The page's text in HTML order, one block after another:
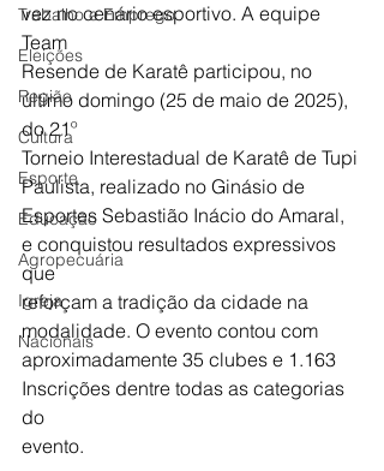
Trabalho e Emprego
Eleições
Região
Cultura
Esporte
Educação
Agropecuária
Igreja
Nacionais
vez no cenário esportivo. A equipe
Team
Resende de Karatê participou, no
último domingo (25 de maio de 2025),
do 21º
Torneio Interestadual de Karatê de Tupi
Paulista, realizado no Ginásio de
Esportes Sebastião Inácio do Amaral,
e conquistou resultados expressivos
que
reforçam a tradição da cidade na
modalidade. O evento contou com
aproximadamente 35 clubes e 1.163
Inscrições dentre todas as categorias
do
evento.